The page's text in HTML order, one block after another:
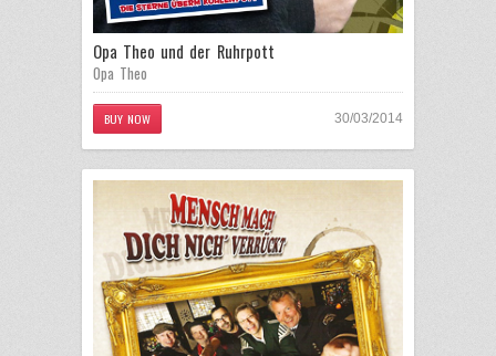
Opa Theo und der Ruhrpott
Opa Theo
BUY NOW 30/03/2014